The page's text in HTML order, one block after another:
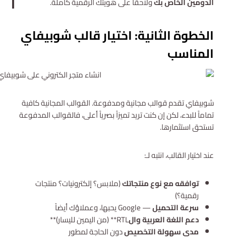
الخطوة الثانية: اختيار قالب شوبيفاي
المناسب
شوبيفاي تقدم قوالب مجانية ومدفوعة. القوالب المجانية كافية
تماماً للبدء، لكن إن كنت تريد تميزاً بصرياً أعلى، فالقوالب المدفوعة
تستحق استثمارها.
عند اختيار القالب، انتبه لـ:
توافقه مع نوع منتجاتك(ملابس؟ إلكترونيات؟ منتجات
رقمية؟)
سرعة التحميل— Google يحبها، وعملاؤك أيضاً
دعم اللغة العربية والRTL** (من اليمين لليسار)**
مدى سهولة التخصيصدون الحاجة لمطور